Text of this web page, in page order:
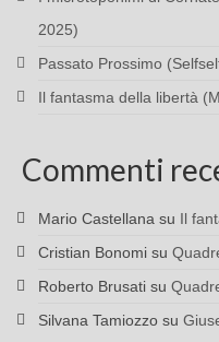
2025)
Passato Prossimo
Il fantasma della libertà
Commenti
Mario Castellana su Il
Cristian Bonomi su
Roberto Brusati su
Silvana Tamiozzo su